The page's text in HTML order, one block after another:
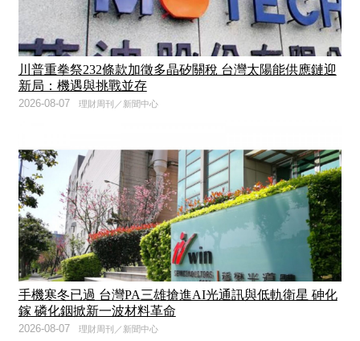
川普重拳祭232條款加徵多晶矽關稅 台灣太陽能供應鏈迎
新局：機遇與挑戰並存
理財周刊／新聞中心
2026-08-07
手機寒冬已過 台灣PA三雄搶進AI光通訊與低軌衛星 砷化
鎵 磷化銦掀新一波材料革命
理財周刊／新聞中心
2026-08-07